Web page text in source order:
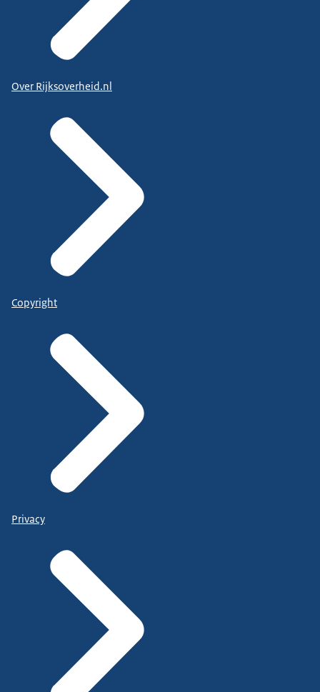
Over Rijksoverheid.nl
Copyright
Privacy